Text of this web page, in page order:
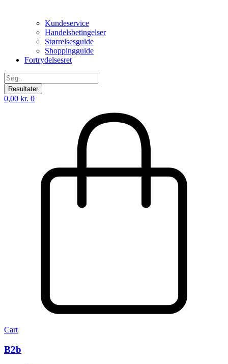
Kundeservice
Handelsbetingelser
Størrelsesguide
Shoppingguide
Fortrydelsesret
Search
...Resultater
0,00 kr. 0
Cart
B2b